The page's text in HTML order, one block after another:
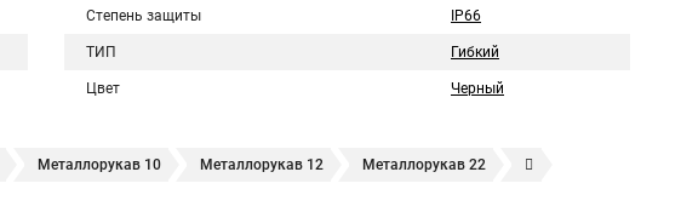
Степень защиты IP66
ТИП Гибкий
Цвет Черный
Металлорукав 10 Металлорукав 12 Металлорукав 22